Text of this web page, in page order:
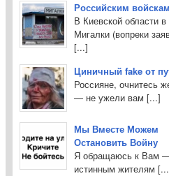
Российским
В Киевской области
Мигалки (вопреки
[...]
Циничный fake от
Россияне, очнитесь
— не ужели вам [...]
Мы Вместе Можем
Остановить Войну
Я обращаюсь к Вам
истинным жителям